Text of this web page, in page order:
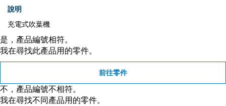
說明
充電式吹葉機
是，產品編號相符。
我在尋找此產品用的零件。
前往零件
不，產品編號不相符。
我在尋找不同產品用的零件。